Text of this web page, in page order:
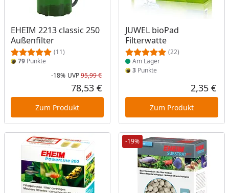
EHEIM 2213 classic 250
Außenfilter
(11)
79 Punkte
Rabatt in Prozent
-18%
Ursprünglicher Preis
UVP95,99 €
Aktueller Preis
78,53 €
Zum Produkt
JUWEL bioPad
Filterwatte
(22)
Produkt am Lager
Am Lager
3Punkte
2,35 €
Zum Produkt
-19%